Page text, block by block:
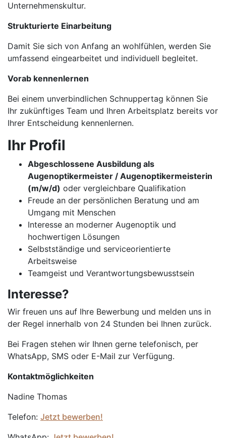
Unternehmenskultur.
Strukturierte Einarbeitung
Damit Sie sich von Anfang an wohlfühlen, werden Sie
umfassend eingearbeitet und individuell begleitet.
Vorab kennenlernen
Bei einem unverbindlichen Schnuppertag können Sie
Ihr zukünftiges Team und Ihren Arbeitsplatz bereits vor
Ihrer Entscheidung kennenlernen.
Ihr Profil
Abgeschlossene Ausbildung als
Augenoptikermeister / Augenoptikermeisterin
(m/w/d) oder vergleichbare Qualifikation
Freude an der persönlichen Beratung und am
Umgang mit Menschen
Interesse an moderner Augenoptik und
hochwertigen Lösungen
Selbstständige und serviceorientierte
Arbeitsweise
Teamgeist und Verantwortungsbewusstsein
Interesse?
Wir freuen uns auf Ihre Bewerbung und melden uns in
der Regel innerhalb von 24 Stunden bei Ihnen zurück.
Bei Fragen stehen wir Ihnen gerne telefonisch, per
WhatsApp, SMS oder E-Mail zur Verfügung.
Kontaktmöglichkeiten
Nadine Thomas
Telefon: Jetzt bewerben!